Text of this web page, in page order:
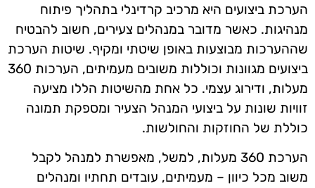
הערכת ביצועים היא מרכיב קרדינלי בתהליך פיתוח
מנהיגות. כאשר מדובר במנהלים צעירים, חשוב להבטיח
שההערכות מבוצעות באופן שיטתי ומקיף. שיטות הערכת
ביצועים מגוונות וכוללות משובים מעמיתים, הערכות 360
מעלות, ודירוג עצמי. כל אחת מהשיטות הללו מציעה
זוויות שונות על ביצועי המנהל הצעיר ומספקת תמונה
כוללת של החוזקות והחולשות.
הערכת 360 מעלות, למשל, מאפשרת למנהל לקבל
משוב מכל כיוון – מעמיתים, עובדים תחתיו ומנהלים